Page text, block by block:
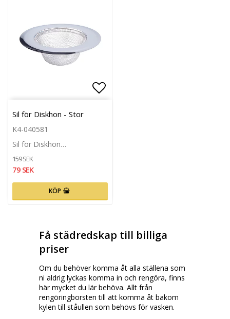
Sil för Diskhon - Stor
K4-040581
Sil för Diskhon…
159 SEK
79 SEK
KÖP
Få städredskap till billiga
priser
Om du behöver komma åt alla ställena som
ni aldrig lyckas komma in och rengöra, finns
här mycket du lär behöva. Allt från
rengöringborsten till att komma åt bakom
kylen till ståullen som behövs för vasken.